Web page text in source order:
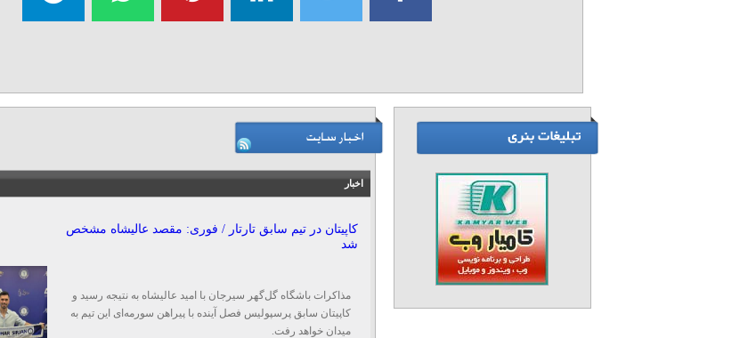
اخبار
کاپیتان در تیم سابق تارتار / فوری: مقصد عالیشاه مشخص
شد
مذاکرات باشگاه گل‌گهر سیرجان با امید عالیشاه به نتیجه رسید و
کاپیتان سابق پرسپولیس فصل آینده با پیراهن سورمه‌ای این تیم به
میدان خواهد رفت.